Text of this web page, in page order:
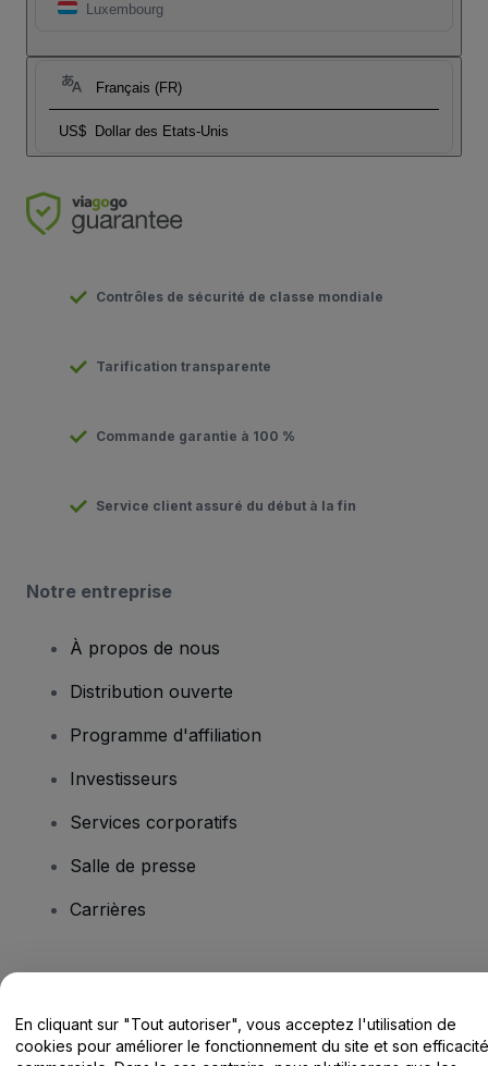
Luxembourg
Français (FR)
US$ Dollar des Etats-Unis
Contrôles de sécurité de classe mondiale
Tarification transparente
Commande garantie à 100 %
Service client assuré du début à la fin
Notre entreprise
À propos de nous
Distribution ouverte
Programme d'affiliation
Investisseurs
Services corporatifs
Salle de presse
Carrières
Centre d'assistance / Nous contacter
En cliquant sur "Tout autoriser", vous acceptez l'utilisation de
cookies pour améliorer le fonctionnement du site et son efficacité